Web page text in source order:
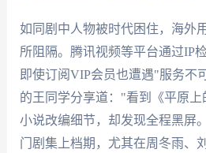
如同剧中人物被时代困住，海外
所阻隔。腾讯视频等平台通过IP
即使订阅VIP会员也遭遇"服务不
的王同学分享道："看到《平原
小说改编细节，却发现全程黑屏
门剧集上档期，尤其在周冬雨、